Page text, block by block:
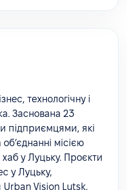
технологічну і
Заснована 23
підприємцями, які
місією
у Луцьку. Проєкти
у Луцьку,
Urban Vision Lutsk,